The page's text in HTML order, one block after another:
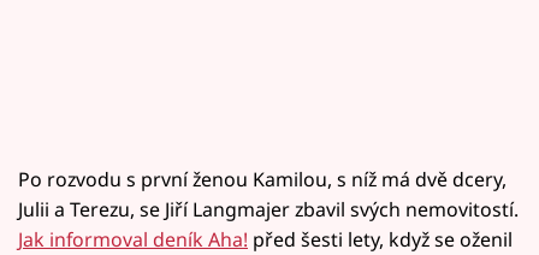
Po rozvodu s první ženou Kamilou, s níž má dvě dcery,
Julii a Terezu, se Jiří Langmajer zbavil svých nemovitostí.
Jak informoval deník Aha! před šesti lety, když se oženil